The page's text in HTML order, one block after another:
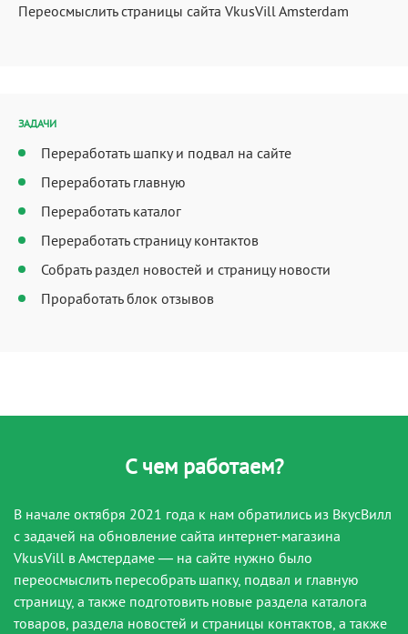
Переосмыслить страницы сайта VkusVill Amsterdam
ЗАДАЧИ
Переработать шапку и подвал на сайте
Переработать главную
Переработать каталог
Переработать страницу контактов
Собрать раздел новостей и страницу новости
Проработать блок отзывов
С чем работаем?
В начале октября 2021 года к нам обратились из ВкусВилл
с задачей на обновление сайта интернет-магазина
VkusVill в Амстердаме — на сайте нужно было
переосмыслить пересобрать шапку, подвал и главную
страницу, а также подготовить новые раздела каталога
товаров, раздела новостей и страницы контактов, а также